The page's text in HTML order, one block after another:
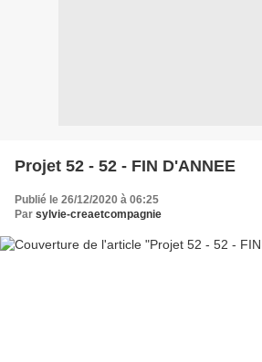
Projet 52 - 52 - FIN D'ANNEE
Publié le 26/12/2020 à 06:25
Par sylvie-creaetcompagnie